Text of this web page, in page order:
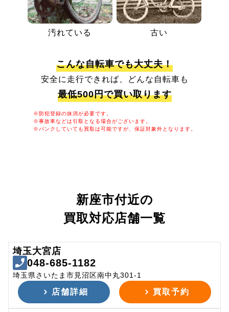
汚れている 古い
こんな自転車でも大丈夫！
安全に走行できれば、どんな自転車も
最低500円で買い取ります
※防犯登録の抹消が必要です。
※事故車などは引取となる場合がございます。
※パンクしていても買取は可能ですが、保証対象外となります。
新座市付近の
買取対応店舗一覧
埼玉大宮店
048-685-1182
埼玉県さいたま市見沼区南中丸301-1
店舗詳細 買取予約